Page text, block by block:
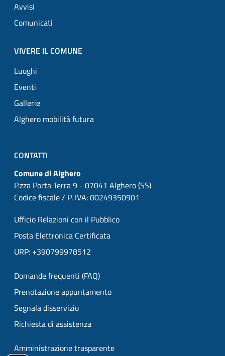
Avvisi
Comunicati
VIVERE IL COMUNE
Luoghi
Eventi
Gallerie
Alghero mobilità futura
CONTATTI
Comune di Alghero
P.zza Porta Terra 9 - 07041 Alghero (SS)
Codice fiscale / P. IVA: 00249350901
Ufficio Relazioni con il Pubblico
Posta Elettronica Certificata
URP: +390799978512
Domande frequenti (FAQ)
Prenotazione appuntamento
Segnala disservizio
Richiesta di assistenza
Amministrazione trasparente